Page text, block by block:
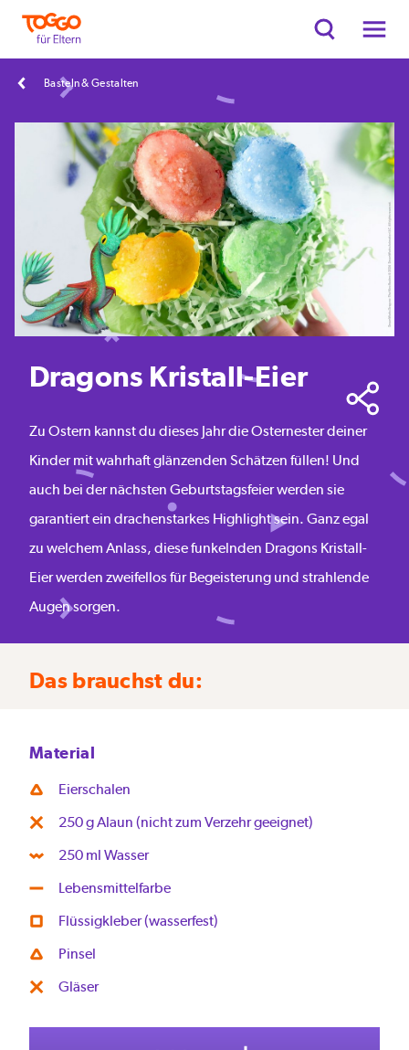
Basteln & Gestalten
Dragons Kristall-Eier
Zu Ostern kannst du dieses Jahr die Osternester deiner
Kinder mit wahrhaft glänzenden Schätzen füllen! Und
auch bei der nächsten Geburtstagsfeier werden sie
garantiert ein drachenstarkes Highlight sein. Ganz egal
zu welchem Anlass, diese funkelnden Dragons Kristall-
Eier werden zweifellos für Begeisterung und strahlende
Augen sorgen.
Das brauchst du:
Material
Eierschalen
250 g Alaun (nicht zum Verzehr geeignet)
250 ml Wasser
Lebensmittelfarbe
Flüssigkleber (wasserfest)
Pinsel
Gläser